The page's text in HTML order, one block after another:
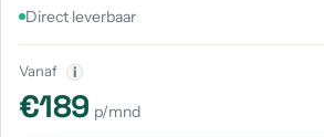
Direct leverbaar
Vanaf i
€189 p/mnd